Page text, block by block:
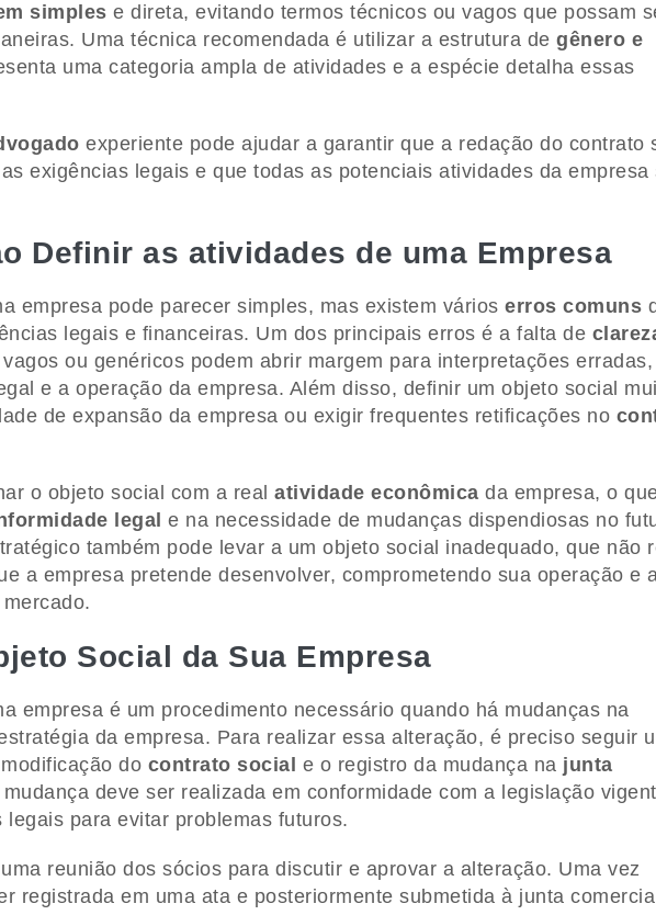
simples e direta, evitando termos técnicos ou vagos que possam
Uma técnica recomendada é utilizar a estrutura de gênero e
uma categoria ampla de atividades e a espécie detalha essas
experiente pode ajudar a garantir que a redação do contrato
exigências legais e que todas as potenciais atividades da empresa
Definir as atividades de uma Empresa
empresa pode parecer simples, mas existem vários erros comuns
legais e financeiras. Um dos principais erros é a falta de
ou genéricos podem abrir margem para interpretações erradas,
e a operação da empresa. Além disso, definir um objeto social
de expansão da empresa ou exigir frequentes retificações no
o objeto social com a real atividade econômica da empresa, o
legal e na necessidade de mudanças dispendiosas no
também pode levar a um objeto social inadequado, que não
a empresa pretende desenvolver, comprometendo sua operação e
Social da Sua Empresa
empresa é um procedimento necessário quando há mudanças na
da empresa. Para realizar essa alteração, é preciso seguir
do contrato social e o registro da mudança na junta
deve ser realizada em conformidade com a legislação
para evitar problemas futuros.
reunião dos sócios para discutir e aprovar a alteração. Uma vez
registrada em uma ata e posteriormente submetida à junta